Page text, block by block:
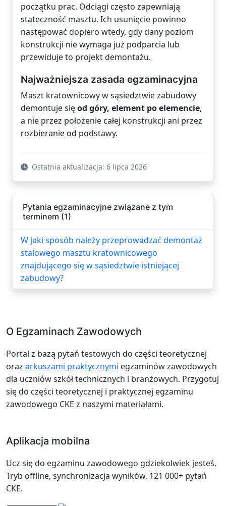
początku prac. Odciągi często zapewniają
stateczność masztu. Ich usunięcie powinno
następować dopiero wtedy, gdy dany poziom
konstrukcji nie wymaga już podparcia lub
przewiduje to projekt demontażu.
Najważniejsza zasada egzaminacyjna
Maszt kratownicowy w sąsiedztwie zabudowy
demontuje sięod góry, element po elemencie,
a nie przez położenie całej konstrukcji ani przez
rozbieranie od podstawy.
Ostatnia aktualizacja: 6 lipca 2026
Pytania egzaminacyjne związane z tym
terminem (1)
W jaki sposób należy przeprowadzać demontaż
stalowego masztu kratownicowego
znajdującego się w sąsiedztwie istniejącej
zabudowy?
O Egzaminach Zawodowych
Portal z bazą pytań testowych do części teoretycznej
oraz arkuszami praktycznymi egzaminów zawodowych
dla uczniów szkół technicznych i branżowych. Przygotuj
się do części teoretycznej i praktycznej egzaminu
zawodowego CKE z naszymi materiałami.
Aplikacja mobilna
Ucz się do egzaminu zawodowego gdziekolwiek jesteś.
Tryb offline, synchronizacja wyników, 121 000+ pytań
CKE.